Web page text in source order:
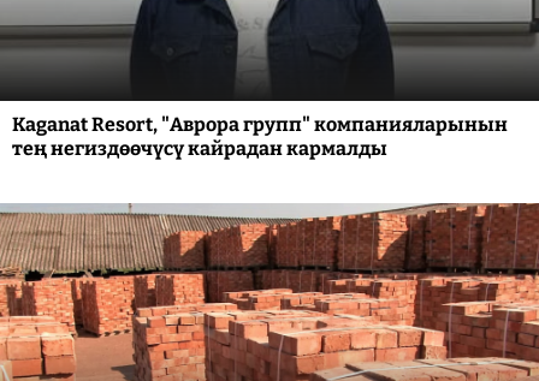
Kaganat Resort, "Аврора групп" компанияларынын
тең негиздөөчүсү кайрадан кармалды